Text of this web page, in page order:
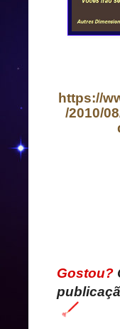
https://
/2010/
Gostou?